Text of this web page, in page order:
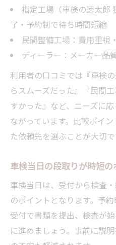
指定工場（車検の速太郎
了・予約制で待ち時間短縮
民間整備工場：費用重視
ディーラー：メーカー品
利用者の口コミでは『車検
らスムーズだった』『民間
すかった』など、ニーズに
ながっています。比較ポイ
た依頼先を選ぶことが大切で
車検当日の段取りが時短の
車検当日は、受付から検査
のポイントとなります。予約
受付で書類を提出、検査が
に進めましょう。事前に説